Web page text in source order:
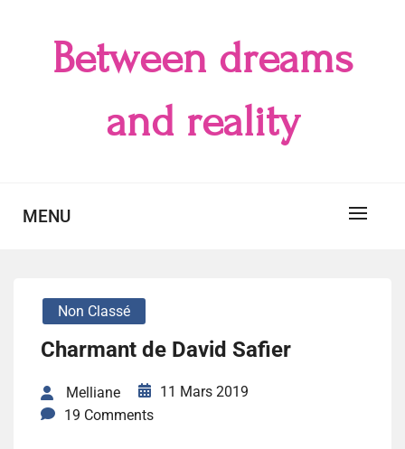
Between dreams
and reality
MENU
Non Classé
Charmant de David Safier
Melliane
11 Mars 2019
19 Comments